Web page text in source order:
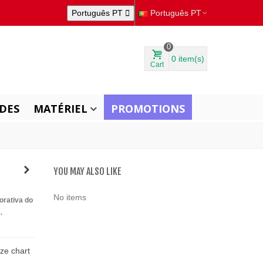
Português PT  Português PT
Cart
0
0 item(s)
MATÉRIEL PROMOTIONS
do
chart
YOU MAY ALSO LIKE
No items